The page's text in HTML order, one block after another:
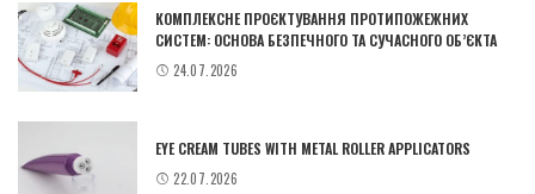
КОМПЛЕКСНЕ ПРОЄКТУВАННЯ ПРОТИПОЖЕЖНИХ
СИСТЕМ: ОСНОВА БЕЗПЕЧНОГО ТА СУЧАСНОГО ОБ’ЄКТА
24.07.2026
EYE CREAM TUBES WITH METAL ROLLER APPLICATORS
22.07.2026